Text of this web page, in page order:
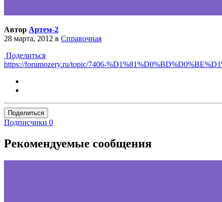
Автор Артем-2
28 марта, 2012 в Справочная
Поделиться
https://forumozery.ru/topic/7406-
Поделиться
Подписчики 0
Рекомендуемые сообщения